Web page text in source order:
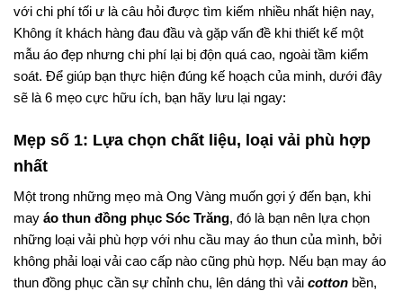
với chi phí tối ư là câu hỏi được tìm kiếm nhiều nhất hiện nay,
Không ít khách hàng đau đầu và gặp vấn đề khi thiết kế một
mẫu áo đẹp nhưng chi phí lại bị độn quá cao, ngoài tầm kiểm
soát. Để giúp bạn thực hiện đúng kế hoạch của minh, dưới đây
sẽ là 6 mẹo cực hữu ích, bạn hãy lưu lại ngay:
Mẹp số 1: Lựa chọn chất liệu, loại vải phù hợp
nhất
Một trong những mẹo mà Ong Vàng muốn gợi ý đến bạn, khi
may áo thun đồng phục Sóc Trăng, đó là bạn nên lựa chọn
những loại vải phù hợp với nhu cầu may áo thun của mình, bởi
không phải loại vải cao cấp nào cũng phù hợp. Nếu bạn may áo
thun đồng phục cần sự chỉnh chu, lên dáng thì vải cotton bền,